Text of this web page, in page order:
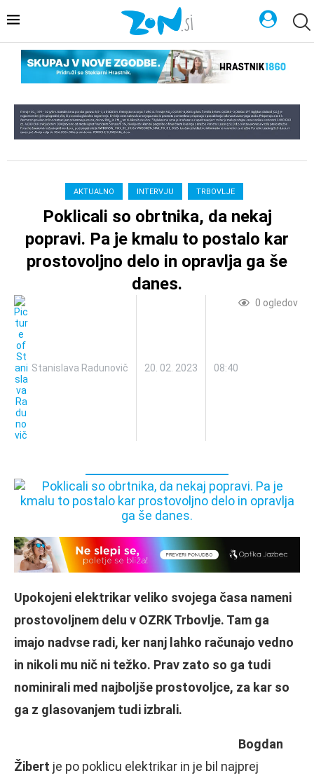
AKTUALNO INTERVJU TRBOVLJE
Poklicali so obrtnika, da nekaj
popravi. Pa je kmalu to postalo kar
prostovoljno delo in opravlja ga še
danes.
Stanislava Radunovič 20. 02. 2023 08:40
0 ogledov
Upokojeni elektrikar veliko svojega časa nameni
prostovoljnem delu v OZRK Trbovlje. Tam ga
imajo nadvse radi, ker nanj lahko računajo vedno
in nikoli mu nič ni težko. Prav zato so ga tudi
nominirali med najboljše prostovoljce, za kar so
ga z glasovanjem tudi izbrali.
Bogdan
Žibert je po poklicu elektrikar in je bil najprej